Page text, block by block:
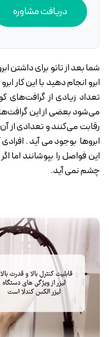
دریافت مشاوره
شما بعد از تاتو برای داشتن
ابرو انجام دهید با این کار
تعداد زیادی از
می‌شود بعضی از این
رقابت می‌کنند و تعدادی از
ابروها بوجود می آید .
این فواصل را بپوشانند اما
چشم نمی آید.